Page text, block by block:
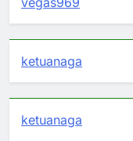
ketuanaga
ketuanaga